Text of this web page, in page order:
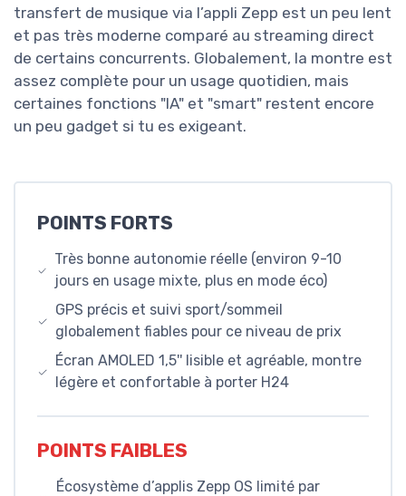
transfert de musique via l’appli Zepp est un peu lent
et pas très moderne comparé au streaming direct
de certains concurrents. Globalement, la montre est
assez complète pour un usage quotidien, mais
certaines fonctions "IA" et "smart" restent encore
un peu gadget si tu es exigeant.
POINTS FORTS
Très bonne autonomie réelle (environ 9-10
jours en usage mixte, plus en mode éco)
GPS précis et suivi sport/sommeil
globalement fiables pour ce niveau de prix
Écran AMOLED 1,5'' lisible et agréable, montre
légère et confortable à porter H24
POINTS FAIBLES
Écosystème d’applis Zepp OS limité par